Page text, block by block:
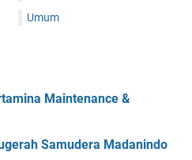
Umum
Maintenance &
Samudera Madanindo